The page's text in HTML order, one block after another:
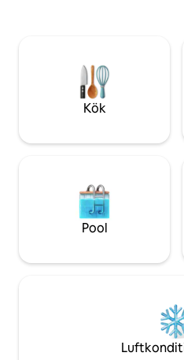
miles), Gatwick (16 miles). Tåg till London
Waterloo: 35 minuter.
Kök
Pool